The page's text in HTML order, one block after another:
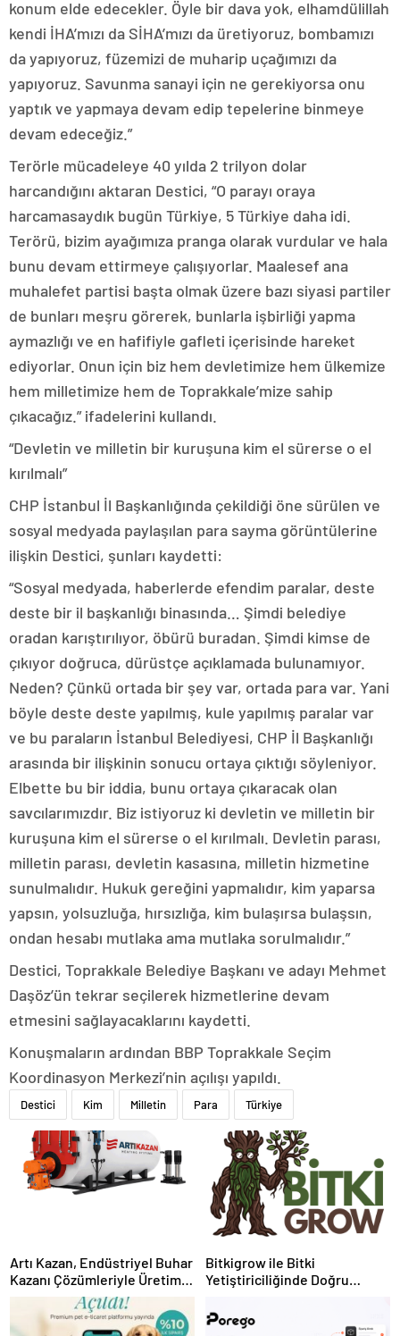
konum elde edecekler. Öyle bir dava yok, elhamdülillah
kendi İHA’mızı da SİHA’mızı da üretiyoruz, bombamızı
da yapıyoruz, füzemizi de muharip uçağımızı da
yapıyoruz. Savunma sanayi için ne gerekiyorsa onu
yaptık ve yapmaya devam edip tepelerine binmeye
devam edeceğiz.”
Terörle mücadeleye 40 yılda 2 trilyon dolar
harcandığını aktaran Destici, “O parayı oraya
harcamasaydık bugün Türkiye, 5 Türkiye daha idi.
Terörü, bizim ayağımıza pranga olarak vurdular ve hala
bunu devam ettirmeye çalışıyorlar. Maalesef ana
muhalefet partisi başta olmak üzere bazı siyasi partiler
de bunları meşru görerek, bunlarla işbirliği yapma
aymazlığı ve en hafifiyle gafleti içerisinde hareket
ediyorlar. Onun için biz hem devletimize hem ülkemize
hem milletimize hem de Toprakkale’mize sahip
çıkacağız.” ifadelerini kullandı.
“Devletin ve milletin bir kuruşuna kim el sürerse o el
kırılmalı”
CHP İstanbul İl Başkanlığında çekildiği öne sürülen ve
sosyal medyada paylaşılan para sayma görüntülerine
ilişkin Destici, şunları kaydetti:
“Sosyal medyada, haberlerde efendim paralar, deste
deste bir il başkanlığı binasında… Şimdi belediye
oradan karıştırılıyor, öbürü buradan. Şimdi kimse de
çıkıyor doğruca, dürüstçe açıklamada bulunamıyor.
Neden? Çünkü ortada bir şey var, ortada para var. Yani
böyle deste deste yapılmış, kule yapılmış paralar var
ve bu paraların İstanbul Belediyesi, CHP İl Başkanlığı
arasında bir ilişkinin sonucu ortaya çıktığı söyleniyor.
Elbette bu bir iddia, bunu ortaya çıkaracak olan
savcılarımızdır. Biz istiyoruz ki devletin ve milletin bir
kuruşuna kim el sürerse o el kırılmalı. Devletin parası,
milletin parası, devletin kasasına, milletin hizmetine
sunulmalıdır. Hukuk gereğini yapmalıdır, kim yaparsa
yapsın, yolsuzluğa, hırsızlığa, kim bulaşırsa bulaşsın,
ondan hesabı mutlaka ama mutlaka sorulmalıdır.”
Destici, Toprakkale Belediye Başkanı ve adayı Mehmet
Daşöz’ün tekrar seçilerek hizmetlerine devam
etmesini sağlayacaklarını kaydetti.
Konuşmaların ardından BBP Toprakkale Seçim
Koordinasyon Merkezi’nin açılışı yapıldı.
Destici Kim Milletin Para Türkiye
Artı Kazan, Endüstriyel Buhar
Kazanı Çözümleriyle Üretim
Tesislerine Verimli Sistemler
Sunuyor
Bitkigrow ile Bitki
Yetiştiriciliğinde Doğru